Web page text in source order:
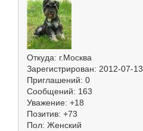
Откуда: г.Москва
Зарегистрирован: 2012-07-13
Приглашений: 0
Сообщений: 163
Уважение: +18
Позитив: +73
Пол: Женский